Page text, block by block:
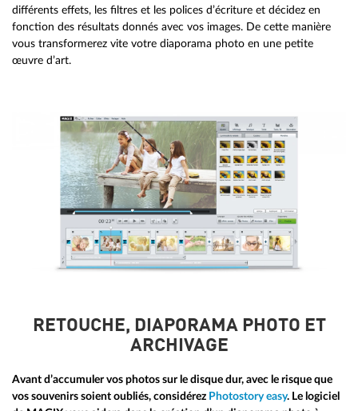
différents effets, les filtres et les polices d’écriture et décidez en
fonction des résultats donnés avec vos images. De cette manière
vous transformerez vite votre diaporama photo en une petite
œuvre d’art.
RETOUCHE, DIAPORAMA PHOTO ET
ARCHIVAGE
Avant d’accumuler vos photos sur le disque dur, avec le risque que
vos souvenirs soient oubliés, considérez Photostory easy. Le logiciel